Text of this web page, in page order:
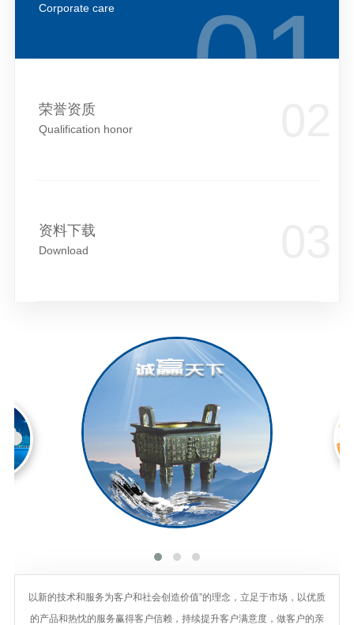
Corporate care
荣誉资质
Qualification honor
资料下载
Download
以新的技术和服务为客户和社会创造价值”的理念，立足于市场，以优质
的产品和热忱的服务赢得客户信赖，持续提升客户满意度，做客户的亲